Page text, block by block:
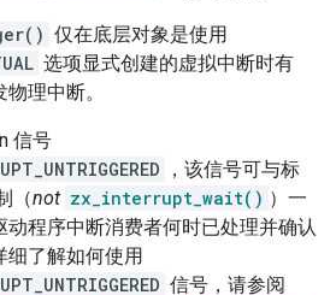
仅在底层对象是使用
选项显式创建的虚拟中断时有
理中断。
信号
，该信号可与标
（not zx_interrupt_wait() ）一
动程序中断消费者何时已处理并确认
细了解如何使用
信号，请参阅